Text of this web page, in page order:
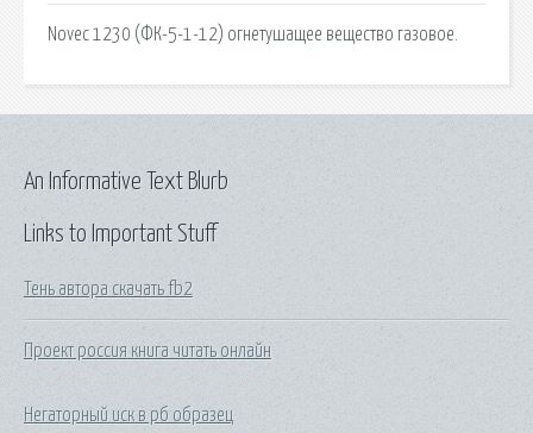
Novec 1230 (ФК-5-1-12) огнетушащее вещество газовое.
Links to Important Stuff
Тень автора скачать fb2
Проект россия книга читать онлайн
Негаторный иск в рб образец
An Informative Text Blurb